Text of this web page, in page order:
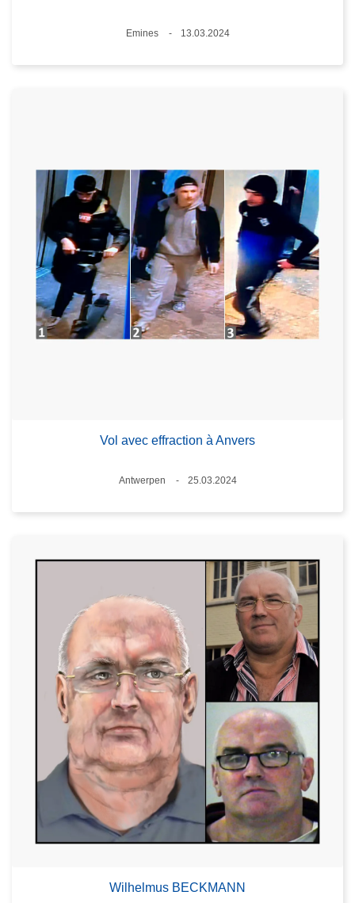
Standort
Emines
13.03.2024
Vol avec effraction à Anvers
Standort
Antwerpen
25.03.2024
Wilhelmus BECKMANN